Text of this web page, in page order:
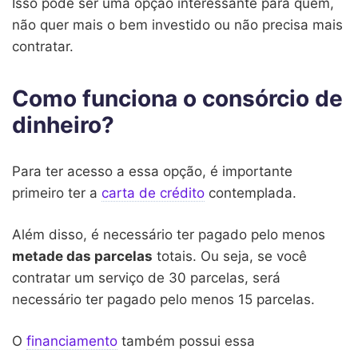
não quer mais o bem investido ou não precisa mais
contratar.
Como funciona o consórcio de
dinheiro?
Para ter acesso a essa opção, é importante
primeiro ter a carta de crédito contemplada.
Além disso, é necessário ter pagado pelo menos
metade das parcelas totais. Ou seja, se você
contratar um serviço de 30 parcelas, será
necessário ter pagado pelo menos 15 parcelas.
O financiamento também possui essa